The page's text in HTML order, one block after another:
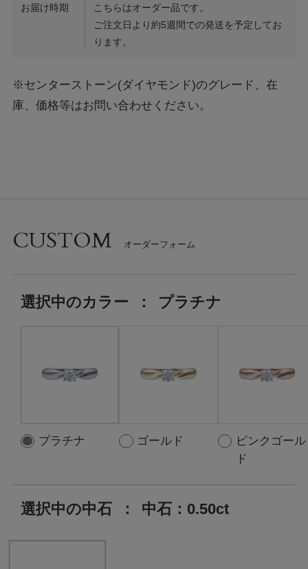
お届け時期
こちらはオーダー品です。
ご注文日より約5週間での発送を予定してお
ります。
※センターストーン(ダイヤモンド)のグレード、在
庫、価格等はお問い合わせください。
CUSTOM
選択中のカラー ： プラチナ
プラチナ ゴールド
ピンクゴール
ド
選択中の中石 ： 中石：0.50ct